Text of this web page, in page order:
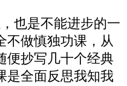
也是不能进步的一
不做慎独功课，从
便抄写几十个经典
是全面反思我知我